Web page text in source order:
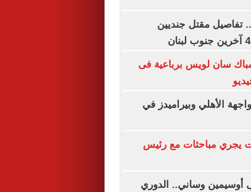
تفاصيل مقتل جنديين
سان لويس برباعية فى
الأهلي وبيراميدز في
يجري مباحثات مع رئيس
أوسيمين وساني.. الدوري